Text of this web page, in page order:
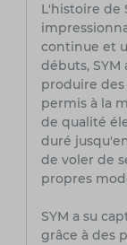
L'histoire de
continue et
débuts, SYM
produire des
permis à la
de qualité
duré
de voler de
propres
SYM a su
grâce à des